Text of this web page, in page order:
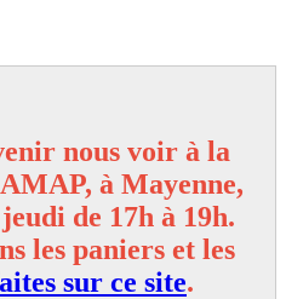
nous voir à la
à Mayenne,
de 17h à 19h.
les paniers et les
sur ce site.